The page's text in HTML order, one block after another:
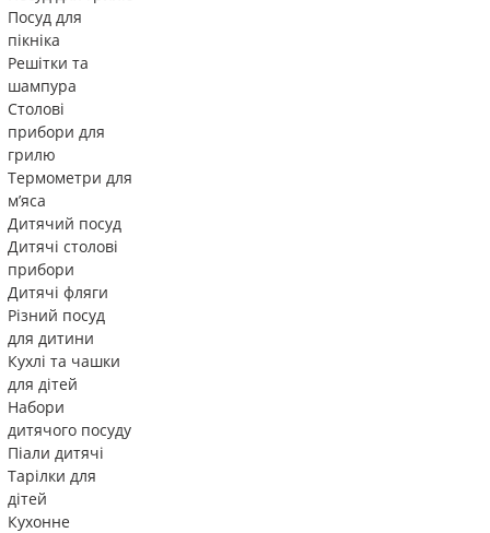
Посуд для
пікніка
Решітки та
шампура
Столові
прибори для
грилю
Термометри для
м’яса
Дитячий посуд
Дитячі столові
прибори
Дитячі фляги
Різний посуд
для дитини
Кухлі та чашки
для дітей
Набори
дитячого посуду
Піали дитячі
Тарілки для
дітей
Кухонне